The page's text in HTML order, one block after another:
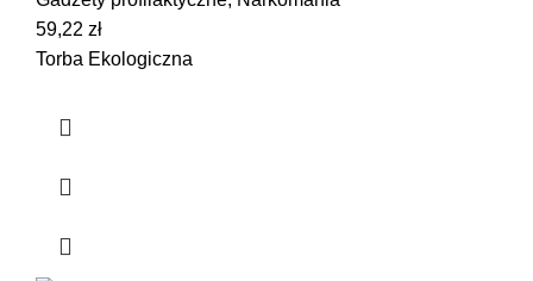
59,22 zł
Torba Ekologiczna